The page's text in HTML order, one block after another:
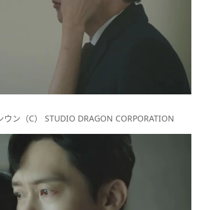
ン（C） STUDIO DRAGON CORPORATION